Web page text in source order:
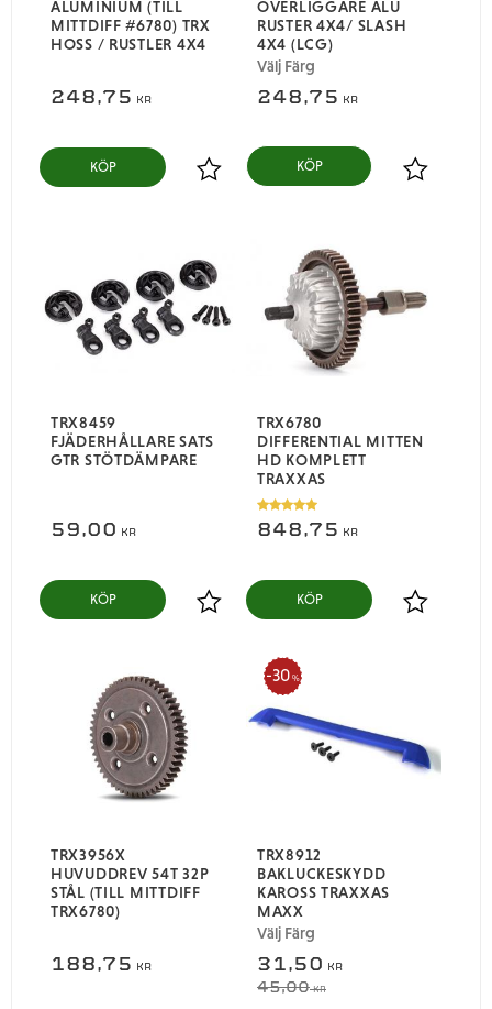
ALUMINIUM (TILL
MITTDIFF #6780) TRX
HOSS / RUSTLER 4X4
248,75 KR
Lägg till i favoriter
KÖP
ÖVERLIGGARE ALU
RUSTER 4X4/ SLASH
4X4 (LCG)
Välj Färg
248,75 KR
Lägg till i
TRX8459
FJÄDERHÅLLARE SATS
GTR STÖTDÄMPARE
59,00 KR
Lägg till i favoriter
KÖP
TRX6780
DIFFERENTIAL MITTEN
HD KOMPLETT
TRAXXAS
848,75 KR
Lägg till i
KÖP
TRX3956X
HUVUDDREV 54T 32P
STÅL (TILL MITTDIFF
TRX6780)
188,75 KR
TRX8912
BAKLUCKESKYDD
KAROSS TRAXXAS
MAXX
Välj Färg
31,50 KR
45,00KR
30 %